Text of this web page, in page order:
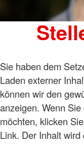
Sie haben dem
Laden externer
können wir den
anzeigen. Wenn
möchten, klicken
Link. Der Inhalt